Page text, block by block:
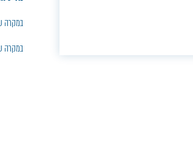
במקרה של ביטול כרטיס מעל
במקרה של ביטול עד 48